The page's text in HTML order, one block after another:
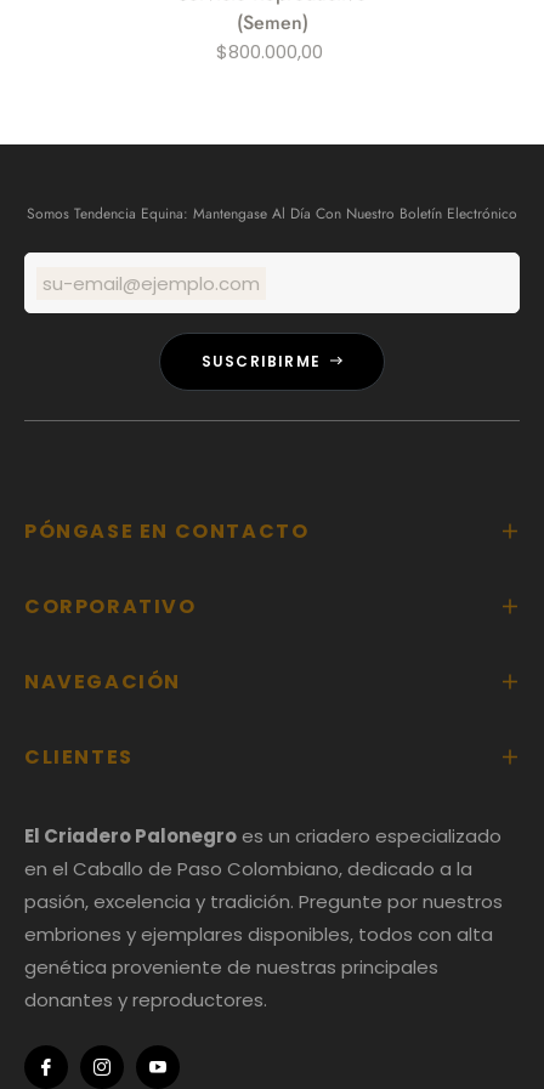
(Semen)
$800.000,00
Somos Tendencia Equina: Mantengase Al Día Con Nuestro Boletín Electrónico
su-email@ejemplo.com
SUSCRIBIRME
PÓNGASE EN CONTACTO
CORPORATIVO
NAVEGACIÓN
CLIENTES
El Criadero Palonegroes un criadero especializado
en el Caballo de Paso Colombiano, dedicado a la
pasión, excelencia y tradición. Pregunte por nuestros
embriones y ejemplares disponibles, todos con alta
genética proveniente de nuestras principales
donantes y reproductores.
Fb Ins You